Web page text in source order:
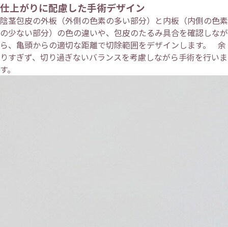
仕上がりに配慮した手術デザイン
陰茎包皮の外板（外側の色素の多い部分）と内板（内側の色素
の少ない部分）の色の違いや、包皮のたるみ具合を確認しなが
ら、亀頭からの適切な距離で切除範囲をデザインします。 余
りすぎず、切り過ぎないバランスを考慮しながら手術を行いま
す。